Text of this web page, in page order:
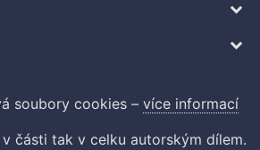
soubory cookies – více informací
části tak v celku autorským dílem.